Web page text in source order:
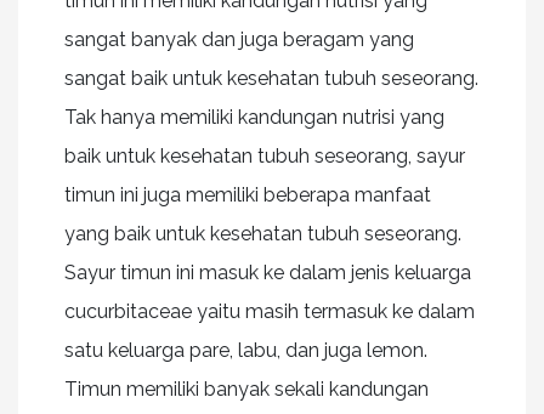
sangat banyak dan juga beragam yang
sangat baik untuk kesehatan tubuh seseorang.
Tak hanya memiliki kandungan nutrisi yang
baik untuk kesehatan tubuh seseorang, sayur
timun ini juga memiliki beberapa manfaat
yang baik untuk kesehatan tubuh seseorang.
Sayur timun ini masuk ke dalam jenis keluarga
cucurbitaceae yaitu masih termasuk ke dalam
satu keluarga pare, labu, dan juga lemon.
Timun memiliki banyak sekali kandungan